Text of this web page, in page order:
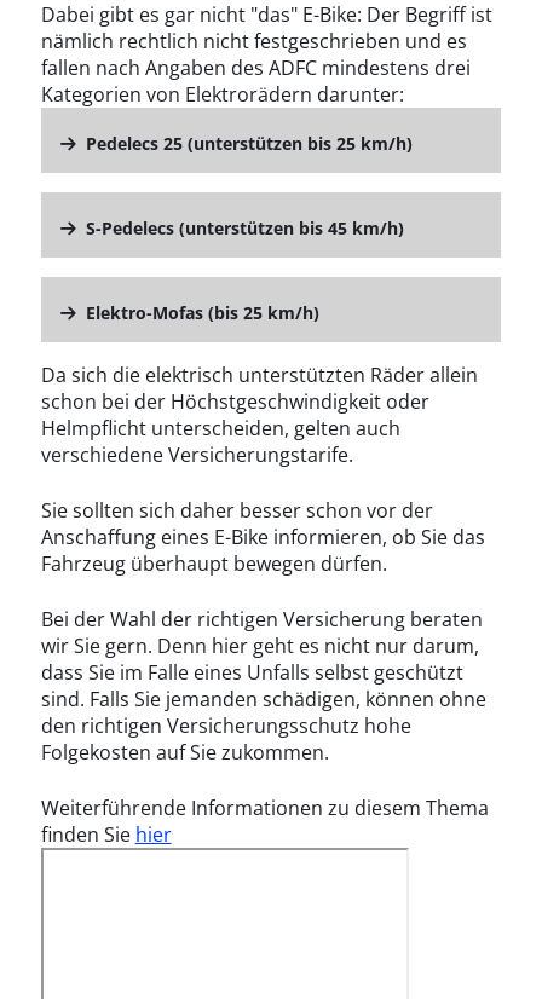
Dabei gibt es gar nicht "das" E-Bike: Der Begriff ist
nämlich rechtlich nicht festgeschrieben und es
fallen nach Angaben des ADFC mindestens drei
Kategorien von Elektrorädern darunter:
Pedelecs 25 (unterstützen bis 25 km/h)
S-Pedelecs (unterstützen bis 45 km/h)
Elektro-Mofas (bis 25 km/h)
Da sich die elektrisch unterstützten Räder allein
schon bei der Höchstgeschwindigkeit oder
Helmpflicht unterscheiden, gelten auch
verschiedene Versicherungstarife.
Sie sollten sich daher besser schon vor der
Anschaffung eines E-Bike informieren, ob Sie das
Fahrzeug überhaupt bewegen dürfen.
Bei der Wahl der richtigen Versicherung beraten
wir Sie gern. Denn hier geht es nicht nur darum,
dass Sie im Falle eines Unfalls selbst geschützt
sind. Falls Sie jemanden schädigen, können ohne
den richtigen Versicherungsschutz hohe
Folgekosten auf Sie zukommen.
Weiterführende Informationen zu diesem Thema
finden Sie hier